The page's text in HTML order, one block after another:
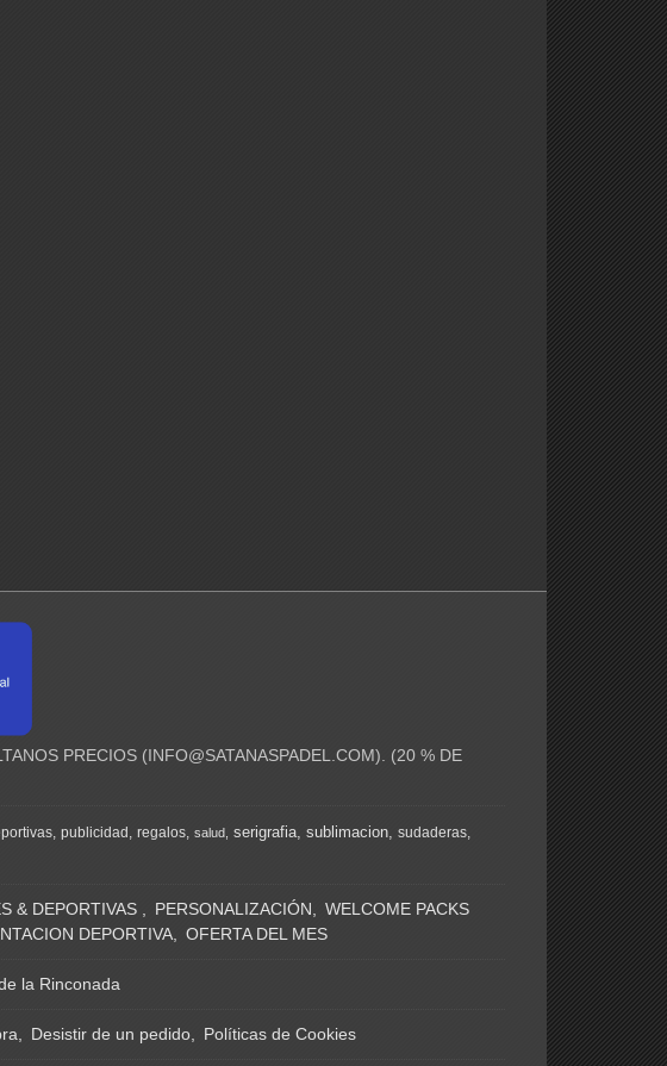
PRECIOS (INFO@SATANASPADEL.COM). (20 % DE
publicidad regalos salud serigrafia sublimacion sudaderas
& DEPORTIVAS PERSONALIZACIÓN
WELCOME PACKS
DEPORTIVA OFERTA DEL MES
la Rinconada
Desistir de un pedido Políticas de Cookies